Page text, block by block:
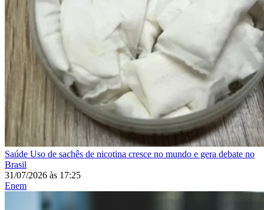
Saúde Uso de sachês de nicotina cresce no mundo e gera debate no
Brasil
31/07/2026 às 17:25
Enem